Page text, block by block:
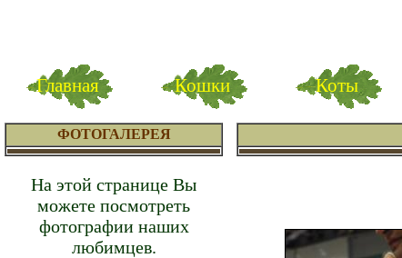
Главная Кошки Коты
ФОТОГАЛЕРЕЯ
На этой странице Вы
можете посмотреть
фотографии наших
любимцев.